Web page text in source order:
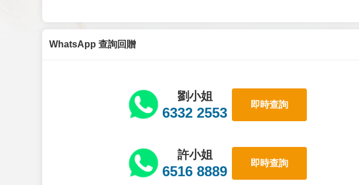
WhatsApp 查詢回贈
劉小姐
6332 2553
即時查詢
許小姐
6516 8889
即時查詢